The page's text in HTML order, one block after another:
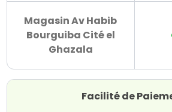
Magasin Av Habib
Bourguiba Cité el
Ghazala
Facilité de